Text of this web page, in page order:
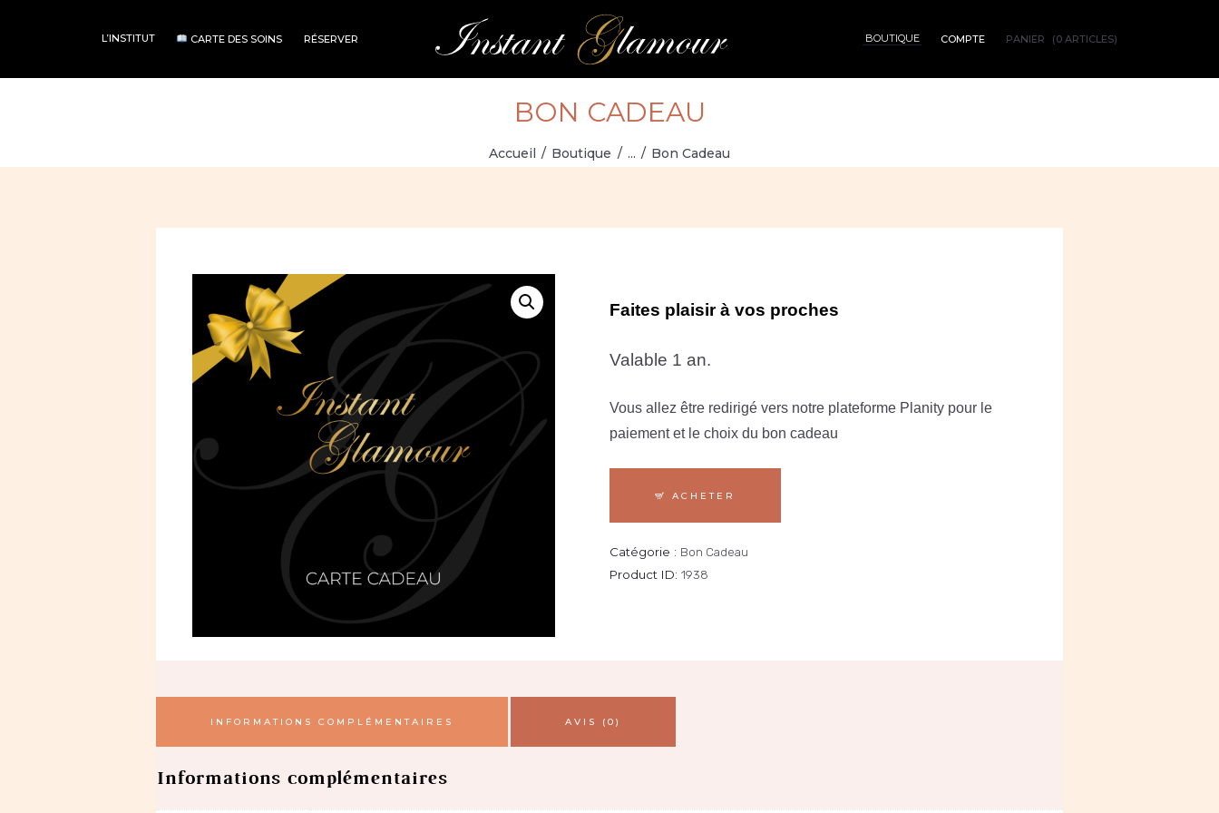
L’INSTITUT CARTE DES SOINS RÉSERVER BOUTIQUE COMPTE PANIER (0 ARTICLES)
BON CADEAU
Accueil Boutique ... Bon Cadeau
L’INSTITUT
CARTE DES
RÉSERVATION
BOUTIQUE
Faites plaisir à vos proches
Valable 1 an.
Vous allez être redirigé vers notre plateforme Planity pour le
paiement et le choix du bon cadeau
ACHETER
Catégorie : Bon Cadeau
Product ID: 1938
INFORMATIONS COMPLÉMENTAIRES AVIS (0)
Informations complémentaires